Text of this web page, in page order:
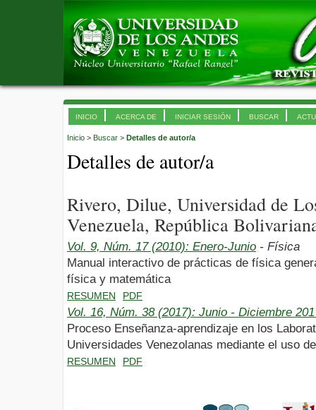
INICIO ACERCA DE INICIAR SESIÓN BUSCAR
Inicio > Buscar > Detalles de autor/a
Detalles de autor/a
Rivero, Dilue, Universidad de
Venezuela, República
Vol. 9, Núm. 17 (2010): Enero-Junio - Física
Manual interactivo de prácticas de física
física y matemática
RESUMEN PDF
Vol. 16, Núm. 38 (2017): Junio - Diciembre
Proceso Enseñanza-aprendizaje en los
Universidades Venezolanas mediante el uso
RESUMEN PDF